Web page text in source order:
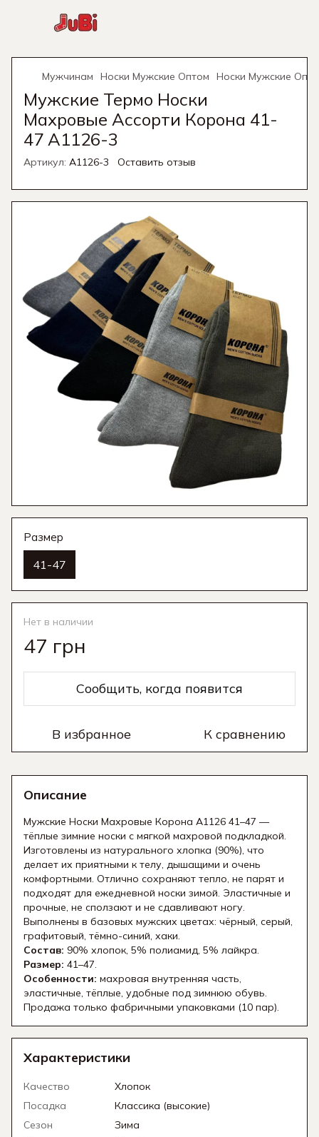
Мужчинам Носки Мужские Оптом Носки Мужские
Мужские Термо Носки
Махровые Ассорти Корона 41-
47 A1126-3
Артикул: A1126-3 Оставить отзыв
Размер
41-47
Нет в наличии
47 грн
Сообщить, когда появится
В избранное К сравнению
Описание
Мужские Носки Махровые Корона A1126 41–47 —
тёплые зимние носки с мягкой махровой подкладкой.
Изготовлены из натурального хлопка (90%), что
делает их приятными к телу, дышащими и очень
комфортными. Отлично сохраняют тепло, не парят и
подходят для ежедневной носки зимой. Эластичные и
прочные, не сползают и не сдавливают ногу.
Выполнены в базовых мужских цветах: чёрный, серый,
графитовый, тёмно-синий, хаки.
Состав: 90% хлопок, 5% полиамид, 5% лайкра.
Размер: 41–47.
Особенности: махровая внутренняя часть,
эластичные, тёплые, удобные под зимнюю обувь.
Продажа только фабричными упаковками (10 пар).
Характеристики
Качество
Хлопок
Посадка
Классика (высокие)
Сезон
Зима